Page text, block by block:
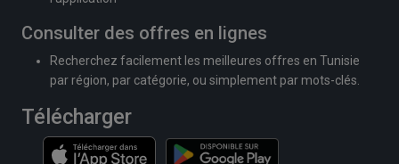
Consulter des offres en lignes
Recherchez facilement les meilleures offres en Tunisie
par région, par catégorie, ou simplement par mots-clés.
Télécharger